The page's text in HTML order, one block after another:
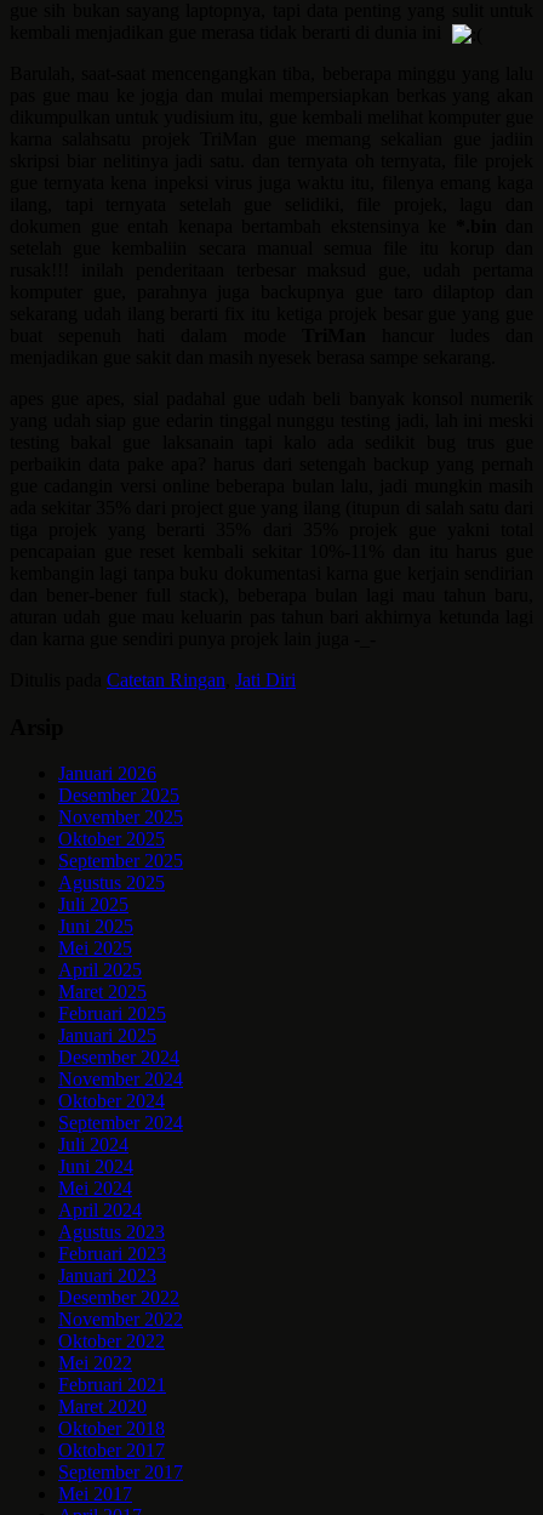
Catetan Ringan Jati Diri
Januari 2026
Desember 2025
November 2025
Oktober 2025
September 2025
Agustus 2025
Juli 2025
Juni 2025
Mei 2025
April 2025
Maret 2025
Februari 2025
Januari 2025
Desember 2024
November 2024
Oktober 2024
September 2024
Juli 2024
Juni 2024
Mei 2024
April 2024
Agustus 2023
Februari 2023
Januari 2023
Desember 2022
November 2022
Oktober 2022
Mei 2022
Februari 2021
Maret 2020
Oktober 2018
Oktober 2017
September 2017
Mei 2017